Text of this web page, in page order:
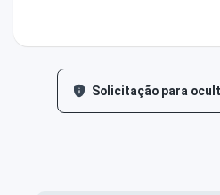
Solicitação para